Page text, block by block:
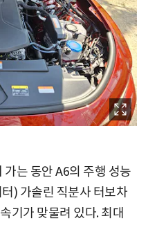
는 동안 A6의 주행 성능
) 가솔린 직분사 터보차
기가 맞물려 있다. 최대